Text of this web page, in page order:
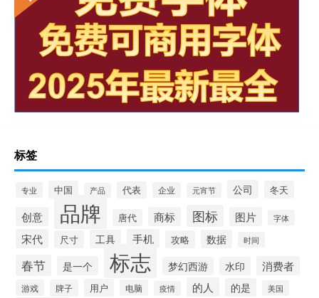
标签
专业 中国 产品 代表 企业 元宵节 公司 冬天
创意 品牌 唐代 商标 图标 图片 字体
宋代 尺寸 工具 手机 攻略 数据 时间
春节 是一个 标志 梦幻西游 水印 消费者
游戏 牌子 用户 电脑 疫情 的人 的是 美国